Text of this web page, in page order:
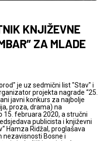
KNJIŽEVNE
ZA MLADE
je uz sedmični list "Stav" i
projekta nagrade “25.
javni konkurs za najbolje
proza, drama) na
15. februara 2020, a stručni
publicista i književni
Hamza Ridžal, proglašava
nezavisnosti Bosne i